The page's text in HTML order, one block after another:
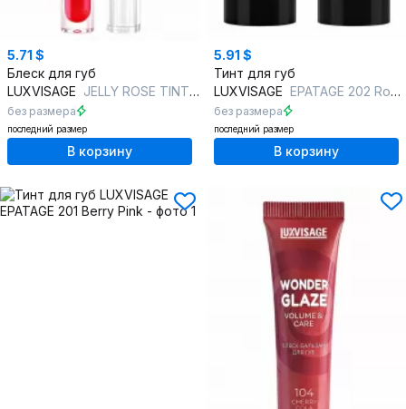
5.71 $
Блеск для губ
LUXVISAGE JELLY ROSE TINT EFFECT pH FORMULA 02 scarlet rose
без размера
последний размер
В корзину
5.91 $
Тинт для губ
LUXVISAGE EPATAGE 202 Rose Kiss
без размера
последний размер
В корзину